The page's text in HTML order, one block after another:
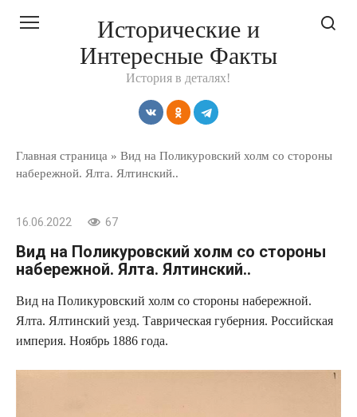
Исторические и
Интересные Факты
История в деталях!
Главная страница » Вид на Поликуровский холм со стороны
набережной. Ялта. Ялтинский..
16.06.2022 67
Вид на Поликуровский холм со стороны
набережной. Ялта. Ялтинский..
Вид на Поликуровский холм со стороны набережной.
Ялта. Ялтинский уезд. Таврическая губерния. Российская
империя. Ноябрь 1886 года.